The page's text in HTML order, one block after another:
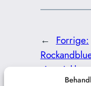
← Forrige:
vinterjakke